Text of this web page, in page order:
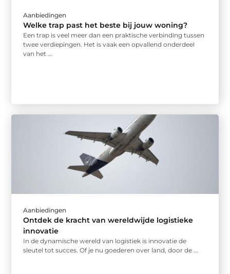
Aanbiedingen
Welke trap past het beste bij jouw woning?
Een trap is veel meer dan een praktische verbinding tussen
twee verdiepingen. Het is vaak een opvallend onderdeel
van het ...
Aanbiedingen
Ontdek de kracht van wereldwijde logistieke
innovatie
In de dynamische wereld van logistiek is innovatie de
sleutel tot succes. Of je nu goederen over land, door de ...